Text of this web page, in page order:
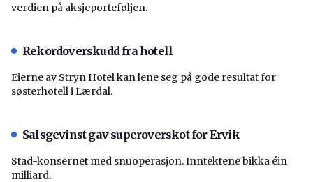
verdien på aksjeporteføljen.
Rekordoverskudd fra hotell
Eierne av Stryn Hotel kan lene seg på gode resultat for
søsterhotell i Lærdal.
Salsgevinst gav superoverskot for Ervik
Stad-konsernet med snuoperasjon. Inntektene bikka éin
milliard.